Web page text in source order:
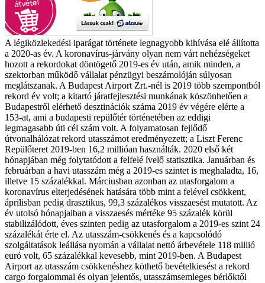
A légiközlekedési iparágat története legnagyobb kihívása elé állította
a 2020-as év. A koronavírus-járvány olyan nem várt nehézségeket
hozott a rekordokat döntögető 2019-es év után, amik minden, a
szektorban működő vállalat pénzügyi beszámolóján súlyosan
meglátszanak. A Budapest Airport Zrt.-nél is 2019 több szempontból
rekord év volt; a kitartó járatfejlesztési munkának köszönhetően a
Budapestről elérhető desztinációk száma 2019 év végére elérte a
153-at, ami a budapesti repülőtér történetében az eddigi
legmagasabb úti cél szám volt. A folyamatosan fejlődő
útvonalhálózat rekord utasszámot eredményezett; a Liszt Ferenc
Repülőteret 2019-ben 16,2 millióan használták. 2020 első két
hónapjában még folytatódott a felfelé ívelő statisztika. Januárban és
februárban a havi utasszám még a 2019-es szintet is meghaladta, 16,
illetve 15 százalékkal. Márciusban azonban az utasforgalom a
koronavírus elterjedésének hatására több mint a felével csökkent,
áprilisban pedig drasztikus, 99,3 százalékos visszaesést mutatott. Az
év utolsó hónapjaiban a visszaesés mértéke 95 százalék körül
stabilizálódott, éves szinten pedig az utasforgalom a 2019-es szint 24
százalékát érte el. Az utasszám-csökkenés és a kapcsolódó
szolgáltatások leállása nyomán a vállalat nettó árbevétele 118 millió
euró volt, 65 százalékkal kevesebb, mint 2019-ben. A Budapest
Airport az utasszám csökkenéshez köthető bevételkiesést a rekord
cargo forgalommal és olyan jelentős, utasszámsemleges bérlőktől